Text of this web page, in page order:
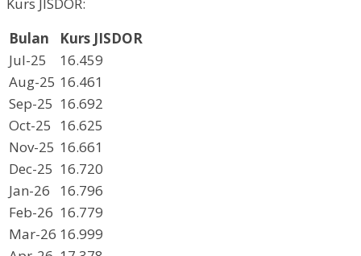
Bulan
Kurs JISDOR
Jul-25
16.459
Aug-25 16.461
Sep-25 16.692
Oct-25 16.625
Nov-25 16.661
Dec-25 16.720
Jan-26
16.796
Feb-26 16.779
Mar-26 16.999